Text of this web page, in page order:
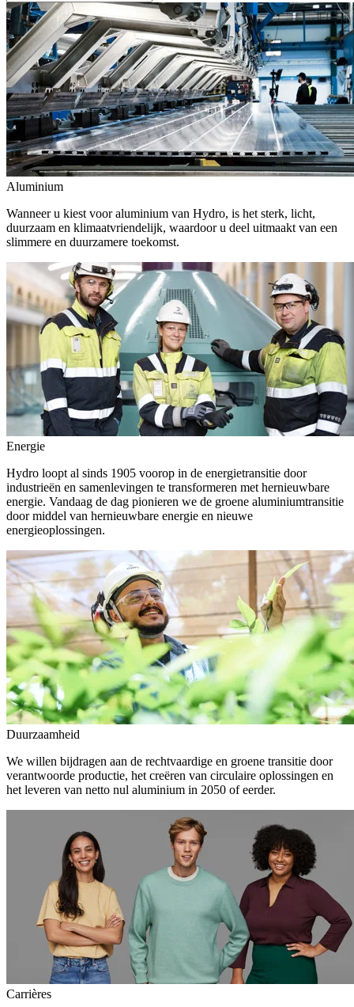
Aluminium
Wanneer u kiest voor aluminium van Hydro, is het sterk, licht,
duurzaam en klimaatvriendelijk, waardoor u deel uitmaakt van een
slimmere en duurzamere toekomst.
Energie
Hydro loopt al sinds 1905 voorop in de energietransitie door
industrieën en samenlevingen te transformeren met hernieuwbare
energie. Vandaag de dag pionieren we de groene aluminiumtransitie
door middel van hernieuwbare energie en nieuwe
energieoplossingen.
Duurzaamheid
We willen bijdragen aan de rechtvaardige en groene transitie door
verantwoorde productie, het creëren van circulaire oplossingen en
het leveren van netto nul aluminium in 2050 of eerder.
Carrières